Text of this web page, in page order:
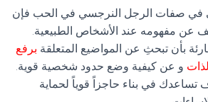
في صفات الرجل النرجسي في الحب فإن
عن مفهومه عند الأشخاص الطبيعية.
بأن تبحثِ عن المواضيع المتعلقة برفع
و عن كيفية وضع حدود شخصية قوية.
في بناء حاجزاً قوياً لحماية